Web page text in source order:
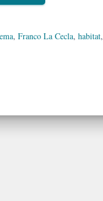
, Franco La Cecla, habitat,